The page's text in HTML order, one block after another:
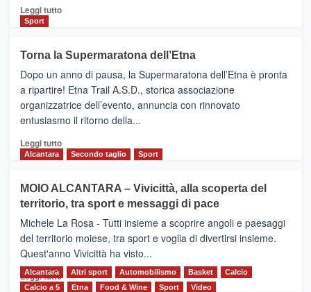
Leggi tuttoLeggi
BROOKS
SuperMaratona
dell’Etna,
presentata
l’edizione
2026
Sport
Torna la Supermaratona dell’Etna
Dopo un anno di pausa, la Supermaratona dell’Etna è pronta
a ripartire! Etna Trail A.S.D., storica associazione
organizzatrice dell’evento, annuncia con rinnovato
entusiasmo il ritorno della...
Leggi tuttoLeggi
Torna
la
Supermaratona
dell’Etna
Alcantara Secondo taglio Sport
MOIO ALCANTARA – Vivicittà, alla scoperta del
territorio, tra sport e messaggi di pace
Michele La Rosa - Tutti insieme a scoprire angoli e paesaggi
del territorio moiese, tra sport e voglia di divertirsi insieme.
Quest'anno Vivicittà ha visto...
Leggi tutto Leggi
Alcantara Altri sport Automobilismo Basket
Calcio
Calcio a 5
Etna Food & Wine Sport Video